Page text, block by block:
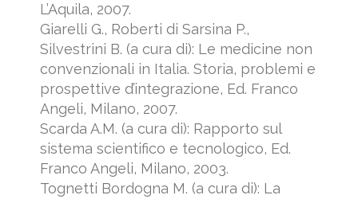
L’Aquila, 2007.
Giarelli G., Roberti di Sarsina P.,
Silvestrini B. (a cura di): Le medicine non
convenzionali in Italia. Storia, problemi e
prospettive d’integrazione, Ed. Franco
Angeli, Milano, 2007.
Scarda A.M. (a cura di): Rapporto sul
sistema scientifico e tecnologico, Ed.
Franco Angeli, Milano, 2003.
Tognetti Bordogna M. (a cura di): La